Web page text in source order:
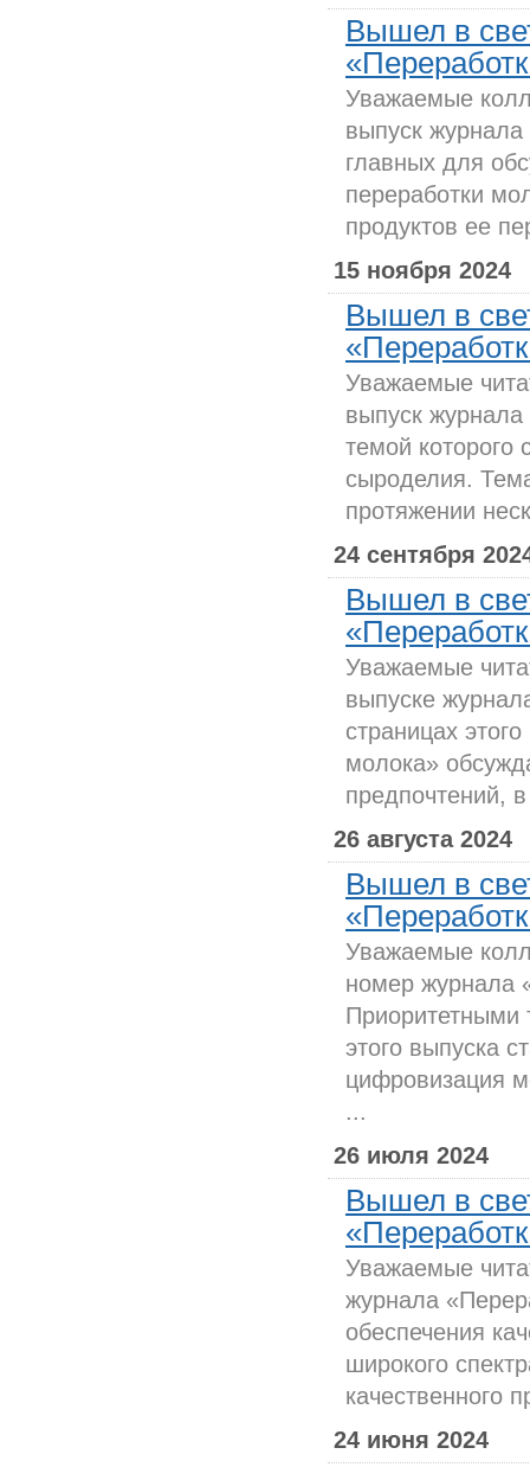
Вышел в
Уважаемые
выпуск
главных для
переработки
продуктов ее
15 ноября 2024
Вышел в
Уважаемые
выпуск
темой которого
сыроделия.
протяжении
24 сентября
Вышел в
Уважаемые
выпуске
страницах
молока»
предпочтений,
26 августа 2024
Вышел в
Уважаемые
номер журнала
Приоритетными
этого выпуска
цифровизация
...
26 июля 2024
Вышел в
Уважаемые
журнала
обеспечения
широкого
качественного
24 июня 2024